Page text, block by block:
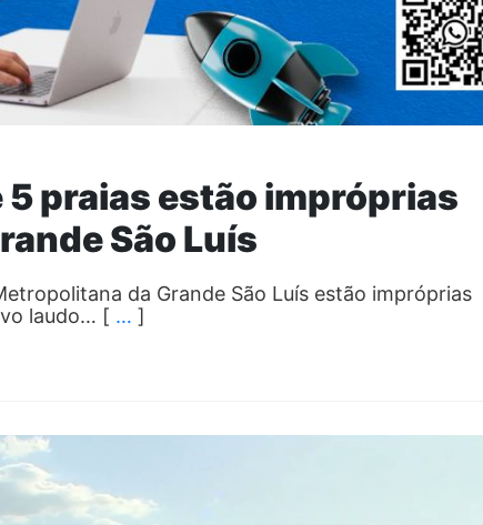
praias estão impróprias
São Luís
da Grande São Luís estão impróprias
laudo… [ … ]